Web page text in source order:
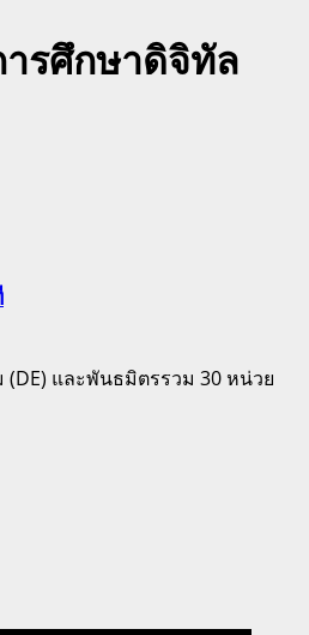
ารศึกษาดิจิทัล
และพันธมิตรรวม 30 หน่วย